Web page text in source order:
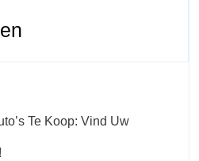
Te Koop: Vind Uw